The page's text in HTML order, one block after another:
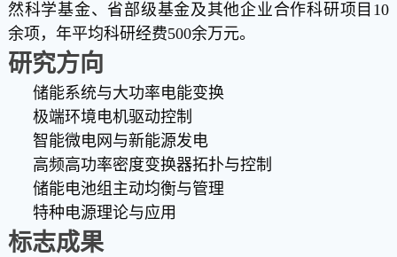
然科学基金、省部级基金及其他企业合作科研项目 10
余项，年平均科研经费500余万元。
研究方向
储能系统与大功率电能变换
极端环境电机驱动控制
智能微电网与新能源发电
高频高功率密度变换器拓扑与控制
储能电池组主动均衡与管理
特种电源理论与应用
标志成果